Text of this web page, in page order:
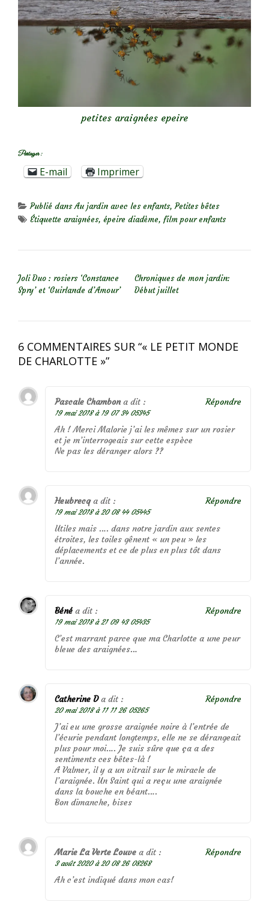
petites araignées epeire
Partager :
E-mail Imprimer
Publié dansAu jardin avec les enfants,Petites bêtes
Étiquette araignées, épeire diadème, film pour enfants
Joli Duo : rosiers ‘Constance
Spry’ et ‘Guirlande d’Amour’
Chroniques de mon jardin:
Début juillet
6 COMMENTAIRES SUR “« LE PETIT MONDE
DE CHARLOTTE »”
Pascale Chambon a dit :
19 mai 2018 à 19 07 34 05345
Ah ! Merci Malorie j’ai les mêmes sur un rosier
et je m’interrogeais sur cette espèce
Ne pas les déranger alors ??
Répondre
Heubrecq a dit :
19 mai 2018 à 20 08 44 05445
Utiles mais …. dans notre jardin aux sentes
étroites, les toiles gênent « un peu » les
déplacements et ce de plus en plus tôt dans
l’année.
Répondre
Béné a dit :
19 mai 2018 à 21 09 43 05435
C’est marrant parce que ma Charlotte a une peur
bleue des araignées…
Répondre
Catherine D a dit :
20 mai 2018 à 11 11 26 05265
J’ai eu une grosse araignée noire à l’entrée de
l’écurie pendant longtemps, elle ne se dérangeait
plus pour moi…. Je suis sûre que ça a des
sentiments ces bêtes-là !
A Valmer, il y a un vitrail sur le miracle de
l’araignée. Un Saint qui a reçu une araignée
dans la bouche en béant….
Bon dimanche, bises
Répondre
Marie La Verte Louve a dit :
3 août 2020 à 20 08 26 08268
Ah c’est indiqué dans mon cas!
Répondre